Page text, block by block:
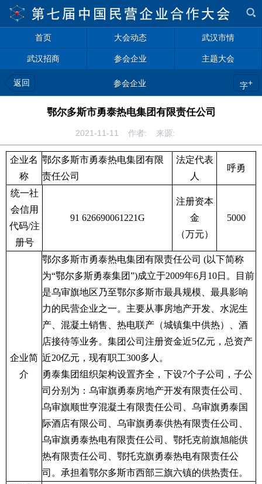
首页 大会动态 武汉市情
武汉招商 参会企业 主题大会
返回 参会企业 字+
鄂尔多斯市勇泰热电集团有限责任公司
2021-11-11 作者: 来源:
企业名
称
鄂尔多斯市勇泰热电集团有限
责任公司
法定代表
人
呼勇
统一社
会信用
代码/注
册号
91 626690061221G
注册资本
金
（万元）
5000
企业简
介
鄂尔多斯市勇泰热电集团有限责任公司 (以下简称
为“鄂尔多斯勇泰集团”)成立于2009年6月 10日。目前
是乌审旗地区乃至鄂尔多斯市最具规模、最具影响
力的民营企业之一。主要从事房地产开发、水泥生
产、混凝土销售、热电联产（城镇集中供热）、酒
店接待等业务。集团公司注册资金近5亿元，总资产
近20亿元，现有职工300多人。
勇泰集团组织架构设置齐全，下设7个子公司，子公
司分别为：乌审旗勇泰房地产开发有限责任公司、
乌审旗顺世亨混凝土有限责任公司、乌审旗勇泰国
际酒店有限公司、乌审旗勇泰供热有限责任公司、
乌审旗勇泰热电有限责任公司、鄂托克前旗旭能供
热有限责任公司、鄂托克旗勇泰热电有限责任公
司。承担着鄂尔多斯市西部三旗六镇的供热责任。